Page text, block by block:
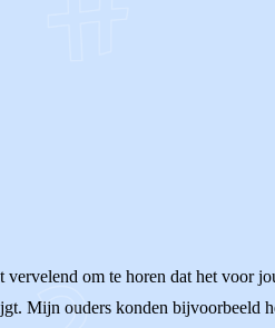
om te horen dat het
Mijn ouders konden